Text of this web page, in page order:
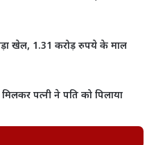
खेल, 1.31 करोड़ रुपये के माल
पत्नी ने पति को पिलाया